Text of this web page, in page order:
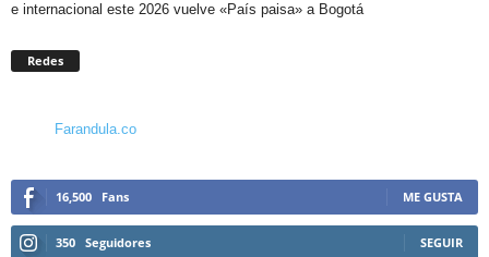
e internacional este 2026 vuelve «País paisa» a Bogotá
Redes
Farandula.co
16,500 Fans ME GUSTA
350 Seguidores SEGUIR